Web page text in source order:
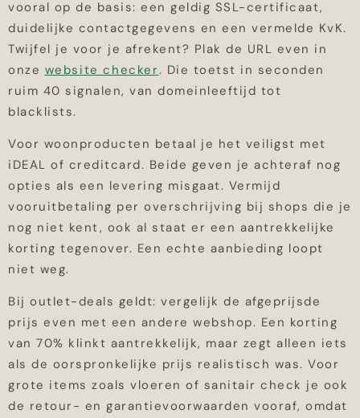
vooral op de basis: een geldig SSL-certificaat,
duidelijke contactgegevens en een vermelde KvK.
Twijfel je voor je afrekent? Plak de URL even in
onze website checker. Die toetst in seconden
ruim 40 signalen, van domeinleeftijd tot
blacklists.
Voor woonproducten betaal je het veiligst met
iDEAL of creditcard. Beide geven je achteraf nog
opties als een levering misgaat. Vermijd
vooruitbetaling per overschrijving bij shops die je
nog niet kent, ook al staat er een aantrekkelijke
korting tegenover. Een echte aanbieding loopt
niet weg.
Bij outlet-deals geldt: vergelijk de afgeprijsde
prijs even met een andere webshop. Een korting
van 70% klinkt aantrekkelijk, maar zegt alleen iets
als de oorspronkelijke prijs realistisch was. Voor
grote items zoals vloeren of sanitair check je ook
de retour- en garantievoorwaarden vooraf, omdat